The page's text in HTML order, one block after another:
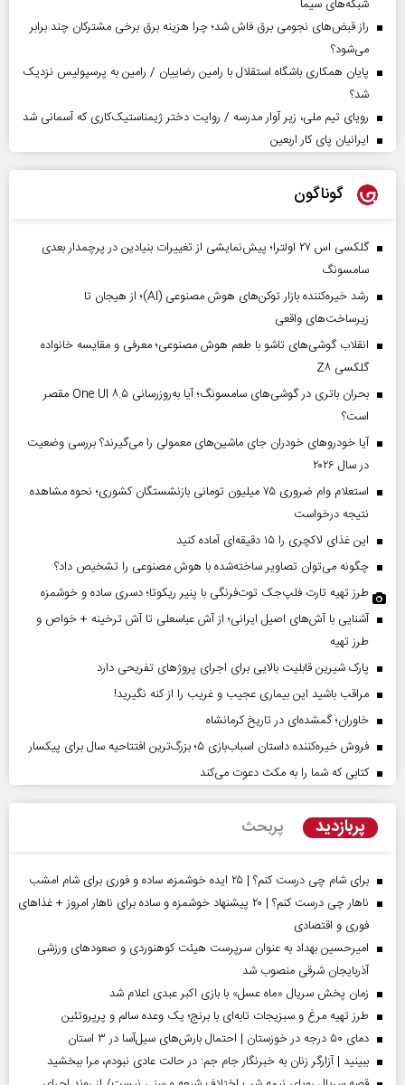
شبکه‌های سیما
راز قبض‌های نجومی برق فاش شد؛ چرا هزینه برق برخی مشترکان چند برابر
می‌شود؟
پایان همکاری باشگاه استقلال با رامین رضاییان / رامین به پرسپولیس نزدیک
شد؟
رویای تیم ملی، زیر آوار مدرسه / روایت دختر ژیمناستیک‌کاری که آسمانی شد
ایرانیان پای کار اربعین
گوناگون
گلکسی اس ۲۷ اولترا؛ پیش‌نمایشی از تغییرات بنیادین در پرچمدار بعدی
سامسونگ
رشد خیره‌کننده بازار توکن‌های هوش مصنوعی (AI)؛ از هیجان تا
زیرساخت‌های واقعی
انقلاب گوشی‌های تاشو‌ با طعم هوش مصنوعی؛ معرفی و مقایسه خانواده
گلکسی Z۸
بحران باتری در گوشی‌های سامسونگ؛ آیا به‌روزرسانی One UI ۸.۵ مقصر
است؟
آیا خودروهای خودران جای ماشین‌های معمولی را می‌گیرند؟ بررسی وضعیت
در سال ۲۰۲۶
استعلام وام ضروری ۷۵ میلیون تومانی بازنشستگان کشوری؛ نحوه مشاهده
نتیجه درخواست
این غذای لاکچری را ۱۵ دقیقه‌ای آماده کنید
چگونه می‌توان تصاویر ساخته‌شده با هوش مصنوعی را تشخیص داد؟
طرز تهیه تارت فلپ‌جک توت‌فرنگی با پنیر ریکوتا؛ دسری ساده و خوشمزه
آشنایی با آش‌های اصیل ایرانی؛ از آش عباسعلی تا آش ترخینه + خواص و
طرز تهیه
پارک شیرین قابلیت‌ بالایی برای اجرای پروژهای تفریحی دارد
مراقب باشید این بیماری عجیب و غریب را از کنه نگیرید!
خاوران؛ گمشده‌ای در تاریخ کرمانشاه
فروش خیره‌کننده داستان اسباب‌بازی ۵؛ بزرگ‌ترین افتتاحیه سال برای پیکسار
کتابی که شما را به مکث دعوت می‌کند
پربازدید پربحث
برای شام چی درست کنم؟ | ۲۵ ایده خوشمزه، ساده و فوری برای شام امشب
ناهار چی درست کنم؟ | ۲۰ پیشنهاد خوشمزه و ساده برای ناهار امروز + غذاهای
فوری و اقتصادی
امیرحسین بهداد به عنوان سرپرست هیئت کوهنوردی و صعودهای ورزشی
آذربایجان شرقی منصوب شد
زمان پخش سریال «ماه عسل» با بازی اکبر عبدی اعلام شد
طرز تهیه مرغ و سبزیجات تابه‌ای با برنج؛ یک وعده سالم و پرپروتئین
دمای ۵۰ درجه در خوزستان | احتمال بارش‌های سیل‌آسا در ۳ استان
ببینید | آزارگر زنان به خبرنگار جام جم: در حالت عادی نبودم، مرا ببخشید